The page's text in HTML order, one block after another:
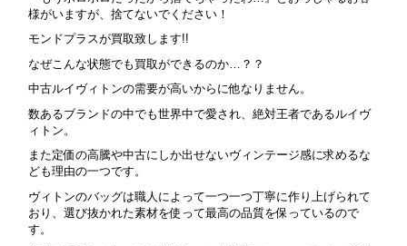
様がいますが、捨てないでください！
モンドプラスが買取致します!!
なぜこんな状態でも買取ができるのか…？？
中古ルイヴィトンの需要が高いからに他なりません。
数あるブランドの中でも世界中で愛され、絶対王者であるルイヴ
ィトン。
また定価の高騰や中古にしか出せないヴィンテージ感に求めるな
ども理由の一つです。
ヴィトンのバッグは職人によって一つ一つ丁寧に作り上げられて
おり、選び抜かれた素材を使って最高の品質を保っているので
す。